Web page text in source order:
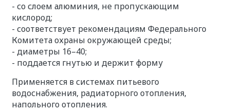
- со слоем алюминия, не пропускающим
кислород;
- соответствует рекомендациям Федерального
Комитета охраны окружающей среды;
- диаметры 16–40;
- поддается гнутью и держит форму
Применяется в системах питьевого
водоснабжения, радиаторного отопления,
напольного отопления.